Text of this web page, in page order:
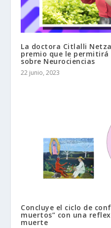
La doctora Citlalli
premio que le
sobre Neurociencias
22 junio, 2023
Concluye el ciclo de
muertos” con una
muerte